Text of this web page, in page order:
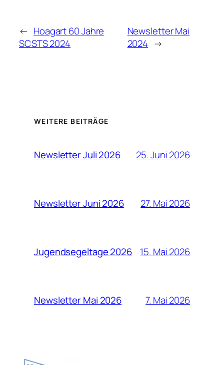
← Hoagart 60 Jahre
SCSTS 2024
Newsletter Mai
2024 →
WEITERE BEITRÄGE
Newsletter Juli 2026 25. Juni 2026
Newsletter Juni 2026 27. Mai 2026
Jugendsegeltage 2026 15. Mai 2026
Newsletter Mai 2026 7. Mai 2026